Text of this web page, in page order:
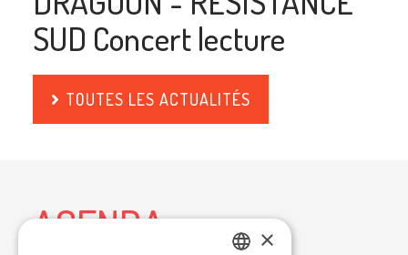
SUD Concert lecture
TOUTES LES ACTUALITÉS
AGENDA ×